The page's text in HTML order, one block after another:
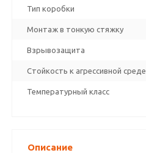
Тип коробки
Монтаж в тонкую стяжку
Взрывозащита
Стойкость к агрессивной среде
Температурный класс
Описание